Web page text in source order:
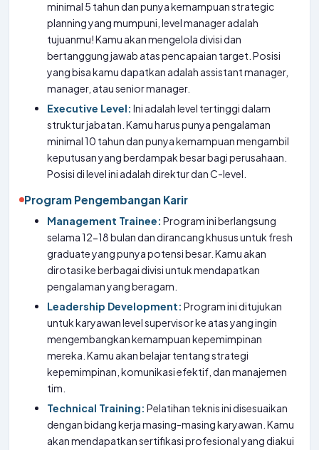
minimal 5 tahun dan punya kemampuan strategic
planning yang mumpuni, level manager adalah
tujuanmu! Kamu akan mengelola divisi dan
bertanggung jawab atas pencapaian target. Posisi
yang bisa kamu dapatkan adalah assistant manager,
manager, atau senior manager.
Executive Level: Ini adalah level tertinggi dalam
struktur jabatan. Kamu harus punya pengalaman
minimal 10 tahun dan punya kemampuan mengambil
keputusan yang berdampak besar bagi perusahaan.
Posisi di level ini adalah direktur dan C-level.
Program Pengembangan Karir
Management Trainee: Program ini berlangsung
selama 12-18 bulan dan dirancang khusus untuk fresh
graduate yang punya potensi besar. Kamu akan
dirotasi ke berbagai divisi untuk mendapatkan
pengalaman yang beragam.
Leadership Development: Program ini ditujukan
untuk karyawan level supervisor ke atas yang ingin
mengembangkan kemampuan kepemimpinan
mereka. Kamu akan belajar tentang strategi
kepemimpinan, komunikasi efektif, dan manajemen
tim.
Technical Training: Pelatihan teknis ini disesuaikan
dengan bidang kerja masing-masing karyawan. Kamu
akan mendapatkan sertifikasi profesional yang diakui